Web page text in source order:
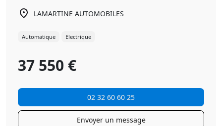
LAMARTINE AUTOMOBILES
Automatique Electrique
37 550 €
02 32 60 60 25
Envoyer un message